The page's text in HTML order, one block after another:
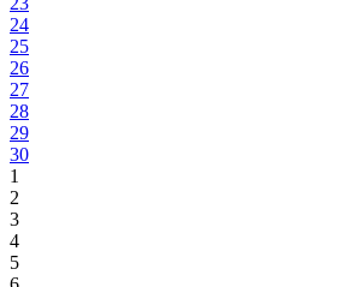
24
25
26
27
28
29
30
1
2
3
4
5